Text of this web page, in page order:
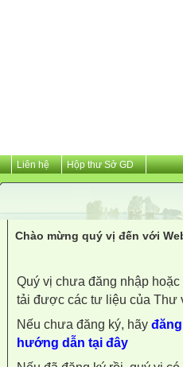
Liên hệ Hộp thư Sở GD
Chào mừng quý vị đến với
Quý vị chưa đăng nhập
tải được các tư liệu của Thư
Nếu chưa đăng ký, hãy
hướng dẫn tại đây